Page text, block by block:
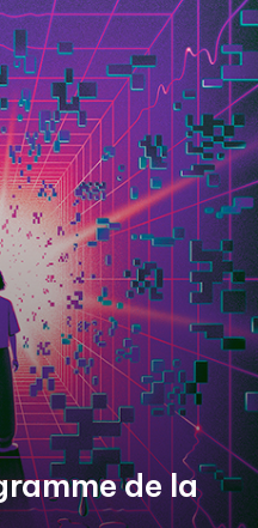
au Cube
nous votre avis